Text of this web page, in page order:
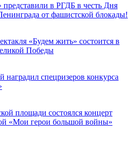
в РГДБ в честь Дня
от фашистской блокады!
«Будем жить» состоится в
Победы
спецризеров конкурса
площади состоялся концерт
«Мои герои большой войны»